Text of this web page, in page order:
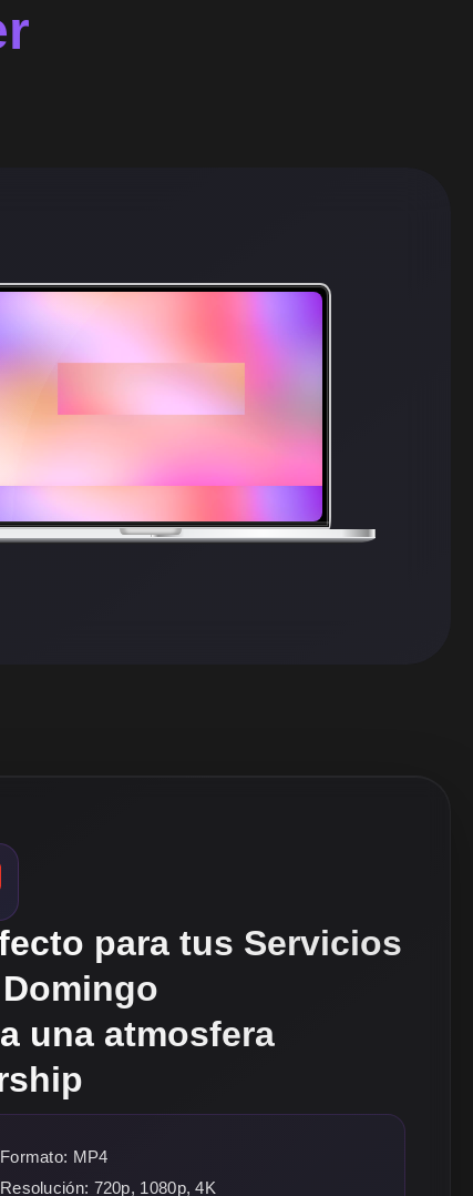
para tus Servicios
una atmosfera
Formato: MP4
Resolución: 720p, 1080p, 4K